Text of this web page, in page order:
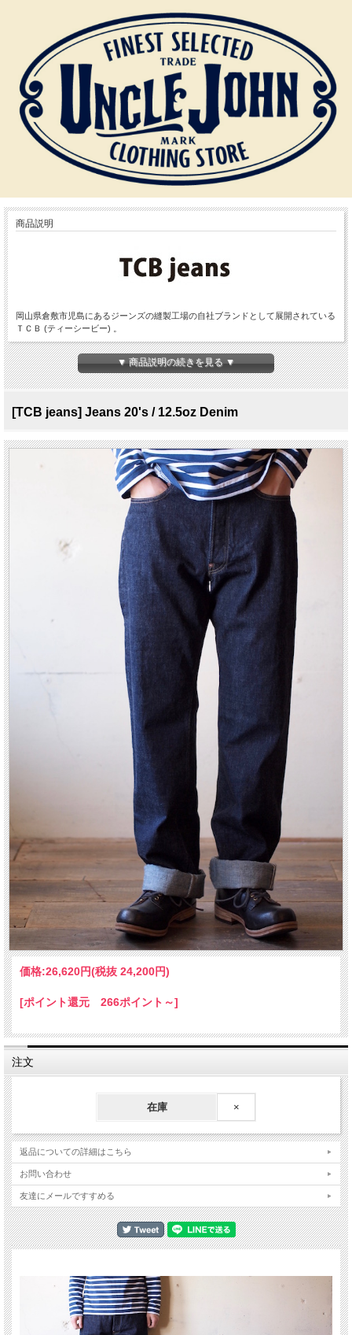
商品説明
岡山県倉敷市児島にあるジーンズの縫製工場の自社ブランドとして展開されている
ＴＣＢ (ティーシービー) 。
ジーンズ好きが集まって日々作られる製品たち、シンプルな中に細部にまで行き届
いた見応えのあるディテールから、知識や縫製などの技術力の高さが伺えます。
製品の魅力を最大限引き出すモノ作りは圧巻です。
▼ 商品説明の続きを見る ▼
[TCB jeans] Jeans 20's / 12.5oz Denim
価格:26,620円(税抜 24,200円)
[ポイント還元 266ポイント～]
注文
在庫 ×
返品についての詳細はこちら
お問い合わせ
友達にメールですすめる